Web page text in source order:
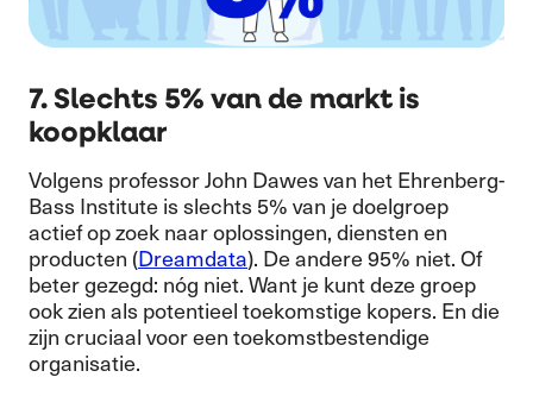
7. Slechts 5% van de markt is
koopklaar
Volgens professor John Dawes van het Ehrenberg-
Bass Institute is slechts 5% van je doelgroep
actief op zoek naar oplossingen, diensten en
producten (Dreamdata). De andere 95% niet. Of
beter gezegd: nóg niet. Want je kunt deze groep
ook zien als potentieel toekomstige kopers. En die
zijn cruciaal voor een toekomstbestendige
organisatie.